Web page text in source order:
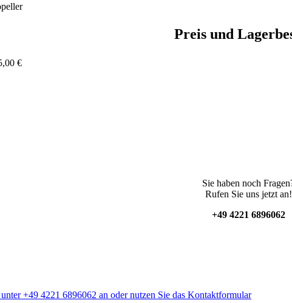
Preis und
€
Sie haben noch
Rufen Sie uns jetzt an!
+49 4221 6896062
+49 4221 6896062 an oder nutzen Sie das Kontaktformular